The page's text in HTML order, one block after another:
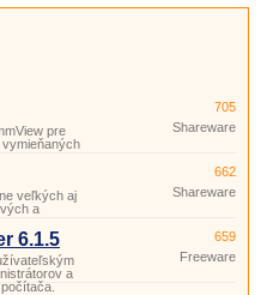
pre
705
Shareware
veľkých aj
a
662
Shareware
6.1.5
a
659
Freeware